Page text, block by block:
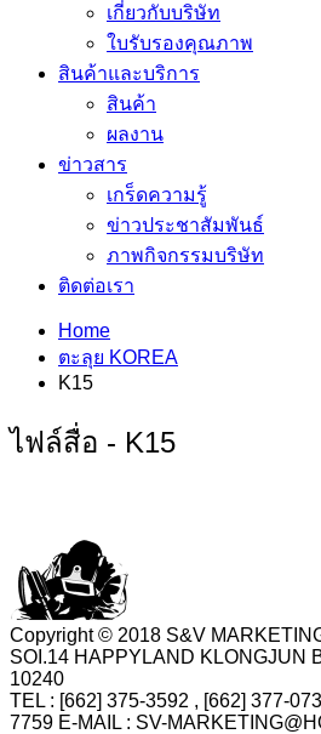
เกี่ยวกับบริษัท
ใบรับรองคุณภาพ
สินค้าและบริการ
สินค้า
ผลงาน
ข่าวสาร
เกร็ดความรู้
ข่าวประชาสัมพันธ์
ภาพกิจกรรมบริษัท
ติดต่อเรา
Home
ตะลุย KOREA
K15
ไฟล์สื่อ - K15
Copyright © 2018 S&V
SOI.14 HAPPYLAND KLONGJUN
10240
TEL : [662] 375-3592 , [662] 377-
7759 E-MAIL : SV-